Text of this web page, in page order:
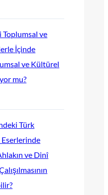
Toplumsal ve
İçinde
ve Kültürel
mu?
Türk
Eserlerinde
ve Dinî